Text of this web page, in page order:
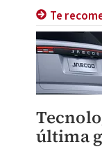
Te
última